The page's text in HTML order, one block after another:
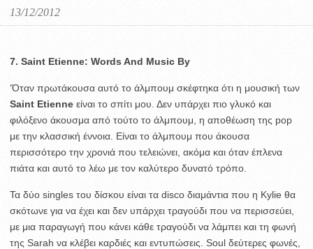
13/12/2012
7. Saint Etienne: Words And Music By
‘Όταν πρωτάκουσα αυτό το άλμπουμ σκέφτηκα ότι η μουσική των
Saint Etienne είναι το σπίτι μου. Δεν υπάρχει πιο γλυκό και
φιλόξενο άκουσμα από τούτο το άλμπουμ, η αποθέωση της pop
με την κλασσική έννοια. Είναι το άλμπουμ που άκουσα
περισσότερο την χρονιά που τελειώνει, ακόμα και όταν έπλενα
πιάτα και αυτό το λέω με τον καλύτερο δυνατό τρόπο.
Τα δύο singles του δίσκου είναι τα disco διαμάντια που η Kylie θα
σκότωνε για να έχει και δεν υπάρχει τραγούδι που να περισσεύει,
με μια παραγωγή που κάνει κάθε τραγούδι να λάμπει και τη φωνή
της Sarah να κλέβει καρδιές και εντυπώσεις. Soul δεύτερες φωνές,